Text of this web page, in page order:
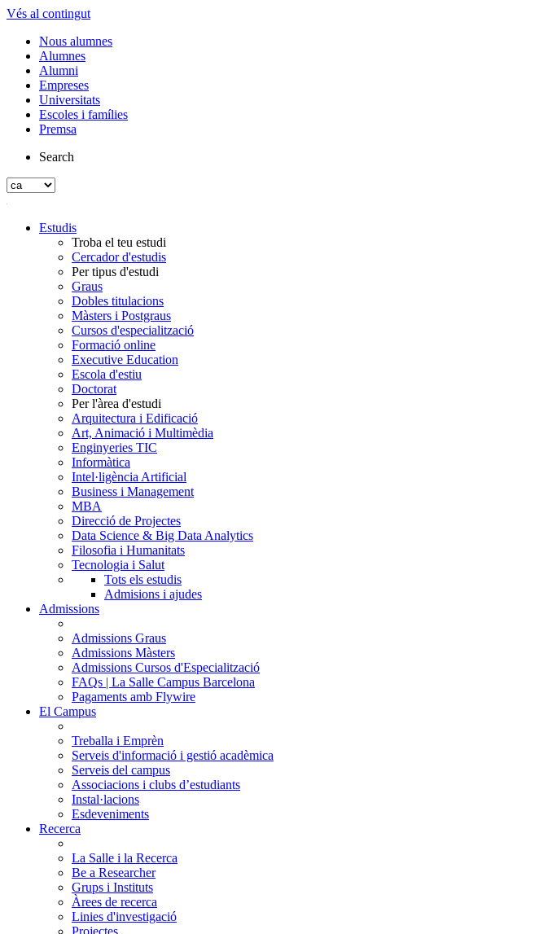
Vés al contingut
Nous alumnes
Alumnes
Alumni
Empreses
Universitats
Escoles i famílies
Premsa
Search
Estudis
Troba el teu estudi
Cercador d'estudis
Per tipus d'estudi
Graus
Dobles titulacions
Màsters i Postgraus
Cursos d'especialització
Formació online
Executive Education
Escola d'estiu
Doctorat
Per l'àrea d'estudi
Arquitectura i Edificació
Art, Animació i Multimèdia
Enginyeries TIC
Informàtica
Intel·ligència Artificial
Business i Management
MBA
Direcció de Projectes
Data Science & Big Data Analytics
Filosofia i Humanitats
Tecnologia i Salut
Tots els estudis
Admisions i ajudes
Admissions
Admissions Graus
Admissions Màsters
Admissions Cursos d'Especialització
FAQs | La Salle Campus Barcelona
Pagaments amb Flywire
El Campus
Treballa i Emprèn
Serveis d'informació i gestió acadèmica
Serveis del campus
Associacions i clubs d’estudiants
Instal·lacions
Esdeveniments
Recerca
La Salle i la Recerca
Be a Researcher
Grups i Instituts
Àrees de recerca
Linies d'investigació
Projectes